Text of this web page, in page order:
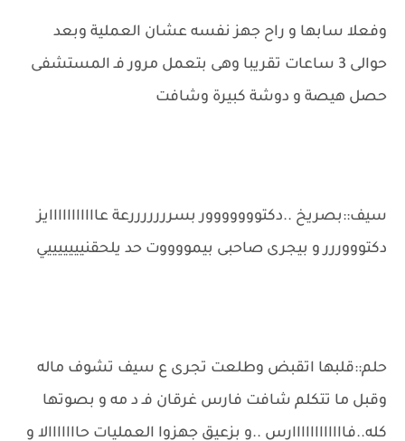
وفعلا سابها و راح جهز نفسه عشان العملية وبعد
حوالى 3 ساعات تقريبا وهى بتعمل مرور فـ المستشفى
حصل هيصة و دوشة كبيرة وشافت
سيف::بصريخ ..دكتووووووور بسرررررررعة عااااااااااايز
دكتوووررر و بيجرى صاحبى بيمووووت حد يلحقنيييييييي
حلم::قلبها اتقبض وطلعت تجرى ع سيف تشوف ماله
وقبل ما تتكلم شافت فارس غرقان فـ د مه و بصوتها
كله..فاااااااااااارس ..و بزعيق جهزوا العمليات حااااااالا و